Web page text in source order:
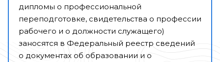
дипломы о профессиональной
переподготовке, свидетельства о профессии
рабочего и о должности служащего)
заносятся в Федеральный реестр сведений
о документах об образовании и о